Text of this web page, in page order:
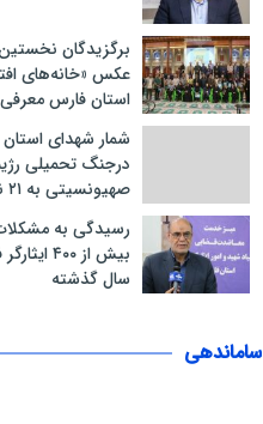
برگزیدگان
عکس «خانه‌های
استان فارس
شمار شهدای
درجنگ تحمیلی
صهیونسیتی به ۲۱ نفر رسید
رسیدگی به
سال گذشته
ساماندهی